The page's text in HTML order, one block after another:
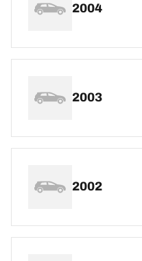
2004
2003
2002